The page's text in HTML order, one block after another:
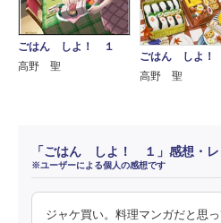
ごはん しよ！ １
高野 聖
ごはん しよ！
高野 聖
「ごはん しよ！ １」感想・レ
※ユーザーによる個人の感想です
ジャケ買い。料理マンガだと思